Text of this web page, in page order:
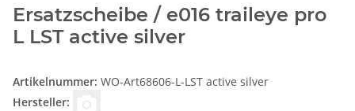
Ersatzscheibe / e016 traileye pro
L LST active silver
Artikelnummer: WO-Art68606-L-LST active silver
Hersteller: